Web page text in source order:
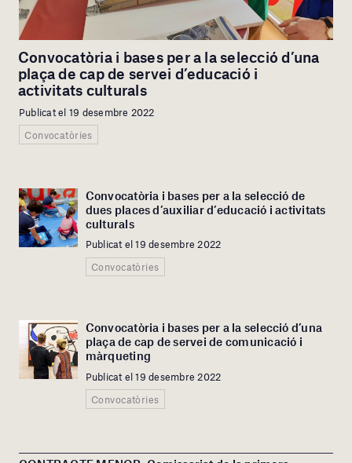
Convocatòria i bases per a la selecció d’una
plaça de cap de servei d’educació i
activitats culturals
Publicat el 19 desembre 2022
Convocatòries
Convocatòria i bases per a la selecció de
dues places d’auxiliar d’educació i activitats
culturals
Publicat el 19 desembre 2022
Convocatòries
Convocatòria i bases per a la selecció d’una
plaça de cap de servei de comunicació i
màrqueting
Publicat el 19 desembre 2022
Convocatòries